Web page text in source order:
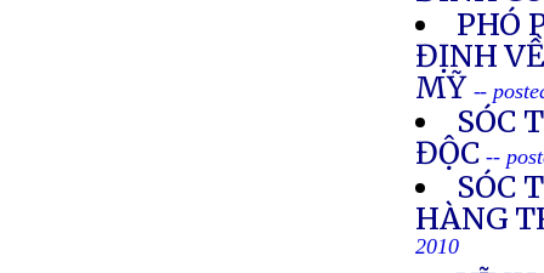
PHÓ
ĐỊNH
MỸ --
SÓC
ĐỘC--
SÓC
HÀNG
2010